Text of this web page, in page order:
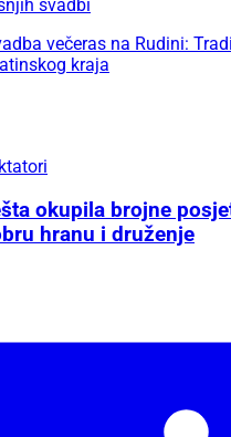
svadbi
večeras na Rudini:
kraja
okupila brojne
hranu i druženje